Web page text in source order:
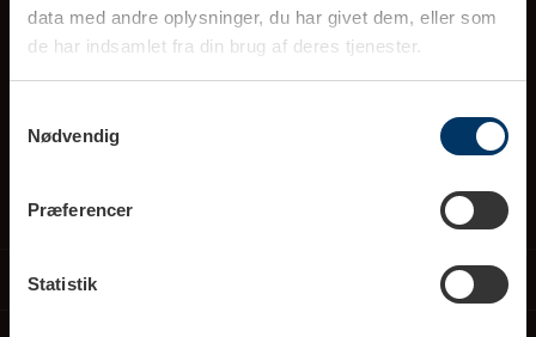
data med andre oplysninger, du har givet dem, eller som
de har indsamlet fra din brug af deres tjenester.
Nødvendig
Præferencer
Statistik
Rigtig Kaffe A/S
Information
Åbningstider showroom